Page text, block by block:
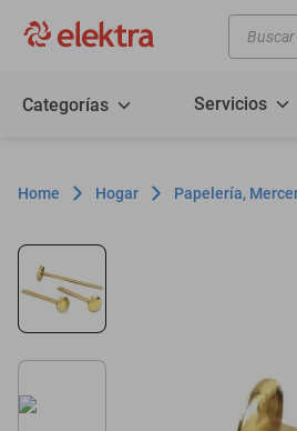
Buscar
Categorías Servicios
Hogar Papelería,